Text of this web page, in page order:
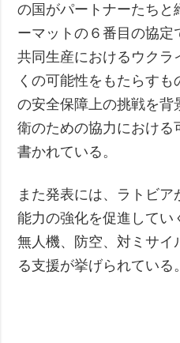
の国がパートナーたちと
ーマットの６番目の協定
共同生産におけるウクラ
くの可能性をもたらす
の安全保障上の挑戦を
衛のための協力における
書かれている。
また発表には、ラトビ
能力の強化を促進してい
無人機、防空、対ミサイ
る支援が挙げられている。